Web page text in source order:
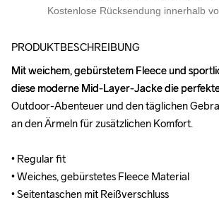
Kostenlose Rücksendung innerhalb
PRODUKTBESCHREIBUNG
Mit weichem, gebürstetem Fleece und
diese moderne Mid-Layer-Jacke die
Outdoor-Abenteuer und den täglichen
an den Ärmeln für zusätzlichen Komfort.
• Regular fit
• Weiches, gebürstetes Fleece Material
• Seitentaschen mit Reißverschluss
Mit weichem, gebürstetem Fleece und
diese moderne Mid-Layer-Jacke die
Outdoor-Abenteuer und den täglichen
an den Ärmeln für zusätzlichen Komfort.
• Regular fit
• Weiches, gebürstetes Fleece Material
• Seitentaschen mit Reißverschluss